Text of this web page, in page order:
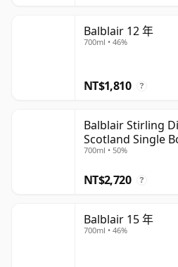
Balblair 12 年
700ml • 46%
NT$1,810 ?
Balblair Stirling
Scotland Single
700ml • 50%
NT$2,720 ?
Balblair 15 年
700ml • 46%